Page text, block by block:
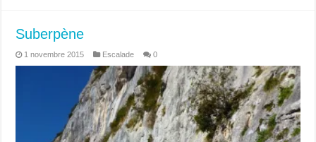
Suberpène
1 novembre 2015 Escalade 0